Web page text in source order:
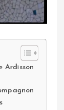
Ardisson